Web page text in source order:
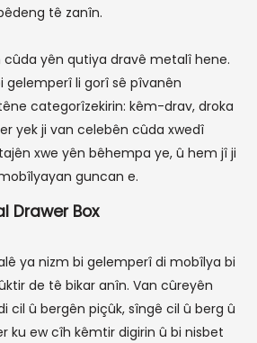
tê zanîn.
cûda yên qutiya dravê metalî hene.
gelemperî li gorî sê pîvanên
categorîzekirin: kêm-drav, droka
yek ji van celebên cûda xwedî
xwe yên bêhempa ye, û hem jî ji
guncan e.
Drawer Box
ya nizm bi gelemperî di mobîlya bi
de tê bikar anîn. Van cûreyên
cil û bergên piçûk, sîngê cil û berg û
ku ew cîh kêmtir digirin û bi nisbet